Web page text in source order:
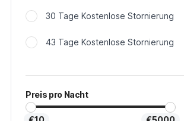
30 Tage Kostenlose Stornierung
43 Tage Kostenlose Stornierung
Preis pro Nacht